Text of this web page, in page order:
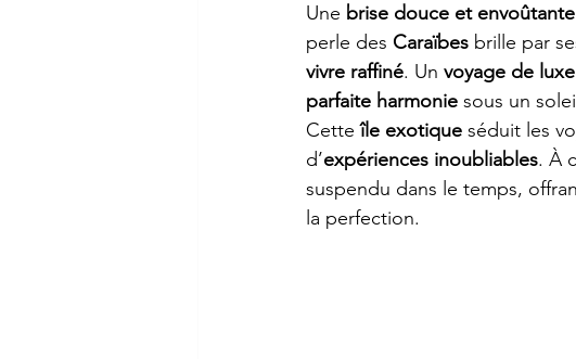
Une brise douce et envoûtante
perle des Caraïbes brille par
vivre raffiné. Un voyage de
parfaite harmonie sous un
Cette île exotique séduit les
d’expériences inoubliables. À
suspendu dans le temps,
la perfection.